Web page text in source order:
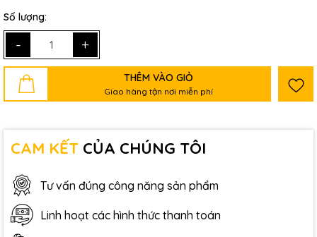
Số lượng:
- +
THÊM VÀO GIỎ
Giao hàng tận nơi miễn phí
CAM KẾT CỦA CHÚNG TÔI
Tư vấn đúng công năng sản phẩm
Linh hoạt các hình thức thanh toán